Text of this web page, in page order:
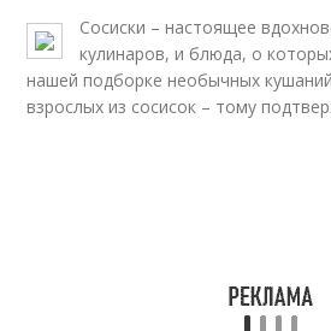
Быстрые блюда
Сосиски – настоящее
кулинаров, и блюда, о
нашей подборке необычных
взрослых из сосисок – тому